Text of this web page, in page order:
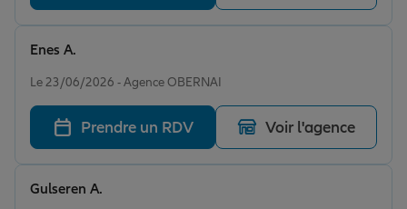
Le 23/06/2026 - Agence OBERNAI
Enes A.
Prendre un RDV Voir l'agence
Gulseren A.